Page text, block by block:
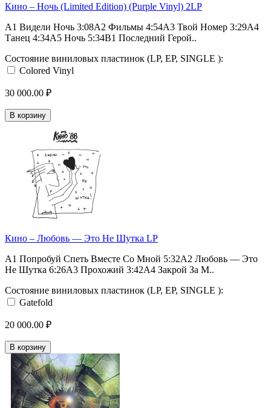
Кино ‎– Ночь (Limited Edition) (Purple Vinyl) 2LP
A1 Видели Ночь 3:08A2 Фильмы 4:54A3 Твой Номер 3:29A4
Танец 4:34A5 Ночь 5:34B1 Последний Герой..
Состояние виниловых пластинок (LP, EP, SINGLE ):
Colored Vinyl
30 000.00 ₽
В корзину
Кино – Любовь — Это Не Шутка LP
A1 Попробуй Спеть Вместе Со Мной 5:32A2 Любовь — Это
Не Шутка 6:26A3 Прохожий 3:42A4 Закрой За М..
Состояние виниловых пластинок (LP, EP, SINGLE ):
Gatefold
20 000.00 ₽
В корзину